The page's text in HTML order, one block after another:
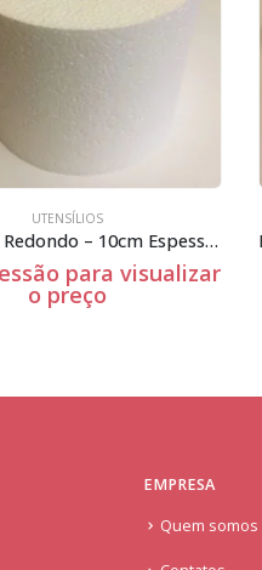
UTENSÍLIOS
Esferovite Redondo – 10cm Espessura
para visualizar
o preço
EMPRESA
Quem somos